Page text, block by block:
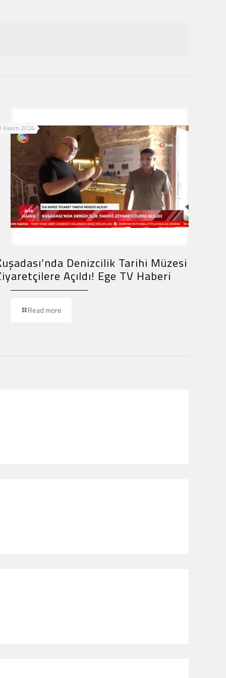
Kasım 2024
Denizcilik Tarihi Müzesi
Açıldı! Ege TV Haberi
Read more